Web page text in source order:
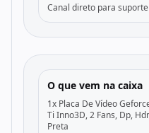
Canal direto para
O que vem na caixa
1x Placa De Vídeo
Ti Inno3D, 2 Fans, Dp,
Preta